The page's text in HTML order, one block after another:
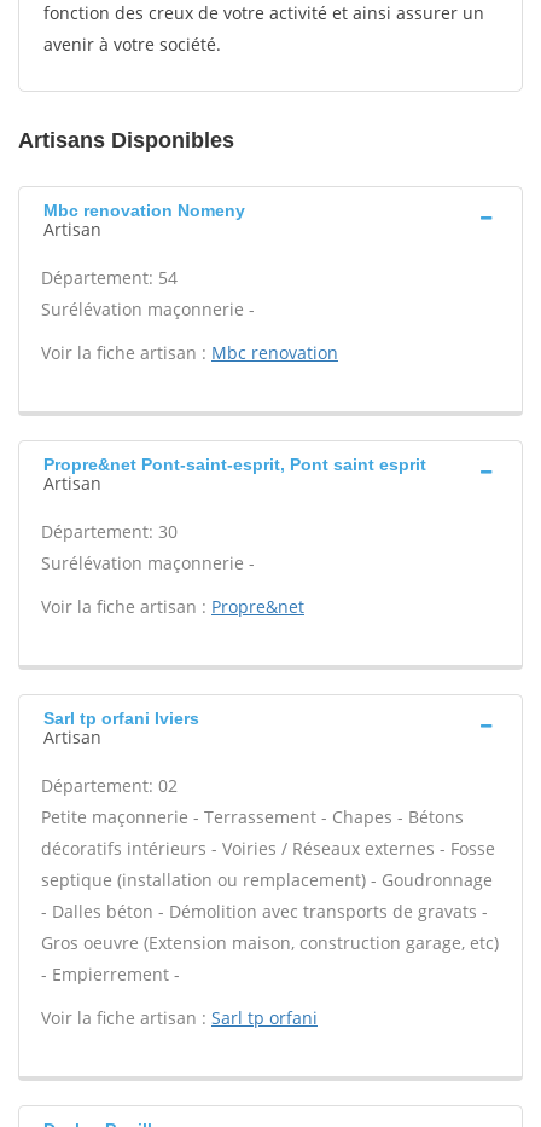
fonction des creux de votre activité et ainsi assurer un
avenir à votre société.
Artisans Disponibles
Mbc renovation Nomeny
Artisan
Département: 54
Surélévation maçonnerie -
Voir la fiche artisan : Mbc renovation
Propre&net Pont-saint-esprit, Pont saint esprit
Artisan
Département: 30
Surélévation maçonnerie -
Voir la fiche artisan : Propre&net
Sarl tp orfani Iviers
Artisan
Département: 02
Petite maçonnerie - Terrassement - Chapes - Bétons
décoratifs intérieurs - Voiries / Réseaux externes - Fosse
septique (installation ou remplacement) - Goudronnage
- Dalles béton - Démolition avec transports de gravats -
Gros oeuvre (Extension maison, construction garage, etc)
- Empierrement -
Voir la fiche artisan : Sarl tp orfani